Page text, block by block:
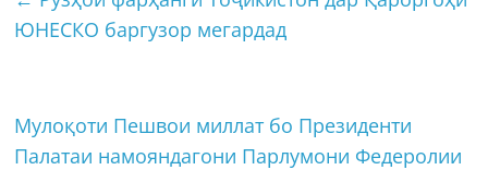
ЮНЕСКО баргузор мегардад
Мулоқоти Пешвои миллат бо Президенти
Палатаи намояндагони Парлумони Федеролии